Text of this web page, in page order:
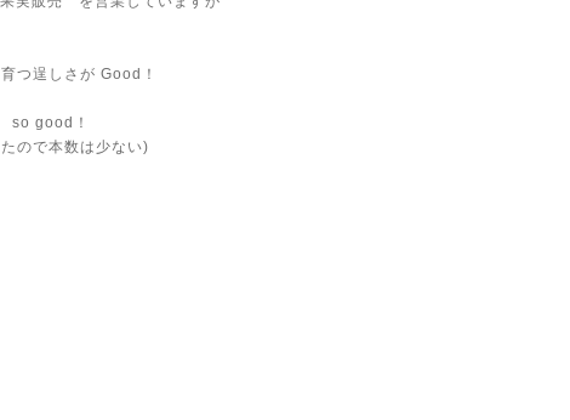
つ逞しさが Good！
so good！
ので本数は少ない)